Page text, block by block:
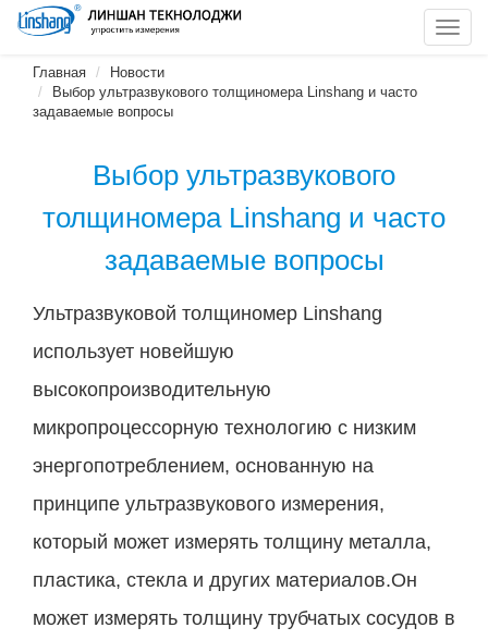
Главная
Новости
Выбор ультразвукового толщиномера Linshang и часто
задаваемые вопросы
Выбор ультразвукового
толщиномера Linshang и часто
задаваемые вопросы
Ультразвуковой толщиномер Linshang
использует новейшую
высокопроизводительную
микропроцессорную технологию с низким
энергопотреблением, основанную на
принципе ультразвукового измерения,
который может измерять толщину металла,
пластика, стекла и других материалов.Он
может измерять толщину трубчатых сосудов в